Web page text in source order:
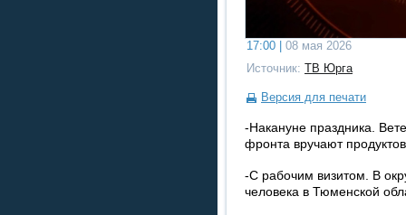
17:00 |
08 мая 2026
Источник: ТВ Юрга
Версия для печати
-Накануне праздника.
фронта вручают
-С рабочим визитом. В
человека в Тюменской